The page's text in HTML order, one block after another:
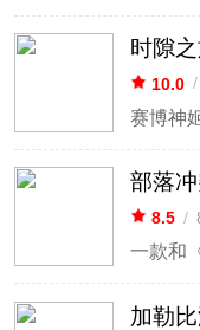
时隙
10.0 /
赛博神
部落
8.5 /
加勒